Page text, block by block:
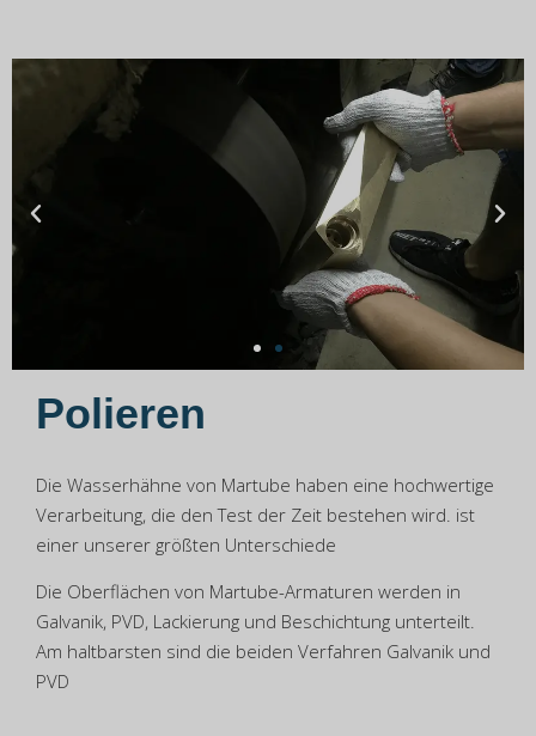
Polieren
Die Wasserhähne von Martube haben eine hochwertige
Verarbeitung, die den Test der Zeit bestehen wird. ist
einer unserer größten Unterschiede
Die Oberflächen von Martube-Armaturen werden in
Galvanik, PVD, Lackierung und Beschichtung unterteilt.
Am haltbarsten sind die beiden Verfahren Galvanik und
PVD